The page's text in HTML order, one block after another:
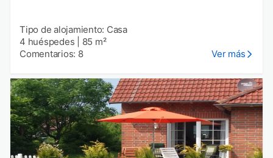
Tipo de alojamiento: Casa
4 huéspedes
85 m²
Comentarios: 8
Ver más